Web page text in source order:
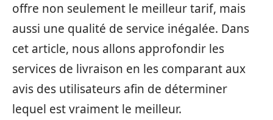
offre non seulement le meilleur tarif, mais
aussi une qualité de service inégalée. Dans
cet article, nous allons approfondir les
services de livraison en les comparant aux
avis des utilisateurs afin de déterminer
lequel est vraiment le meilleur.